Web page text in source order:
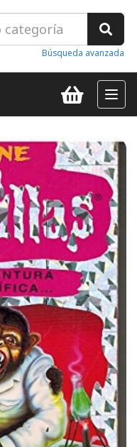
Búsqueda avanzada